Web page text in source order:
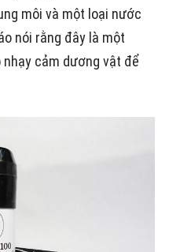
môi và một loại nước
nói rằng đây là một
cảm dương vật để